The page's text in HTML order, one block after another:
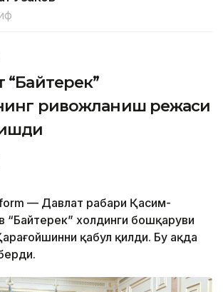
ривожланиш режаси
— Давлат раҳбари Қасим-
холдинги бошқаруви
қабул қилди. Бу ҳақда